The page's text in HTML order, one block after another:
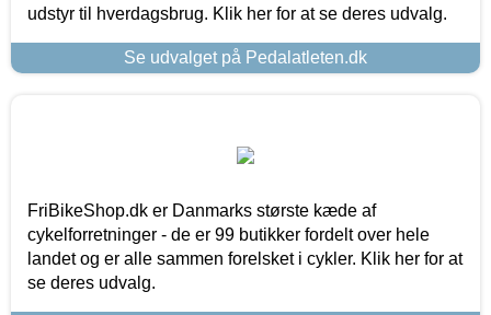
udstyr til hverdagsbrug. Klik her for at se deres udvalg.
Se udvalget på Pedalatleten.dk
FriBikeShop.dk er Danmarks største kæde af
cykelforretninger - de er 99 butikker fordelt over hele
landet og er alle sammen forelsket i cykler. Klik her for at
se deres udvalg.